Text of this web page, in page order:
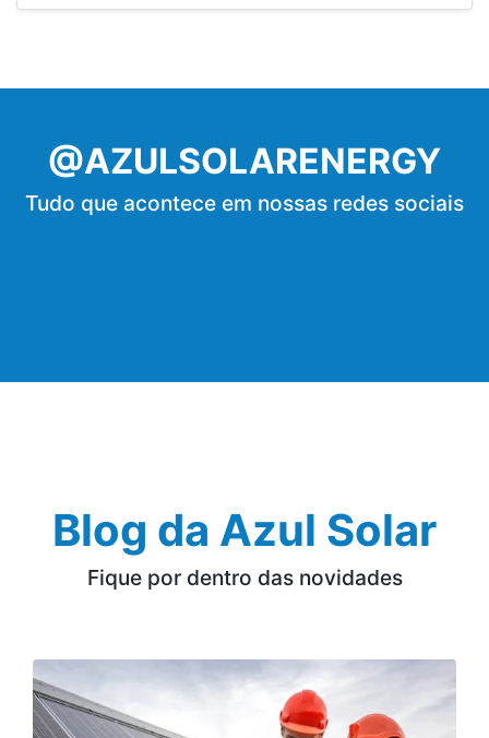
@AZULSOLARENERGY
Tudo que acontece em nossas redes sociais
Blog da Azul Solar
Fique por dentro das novidades